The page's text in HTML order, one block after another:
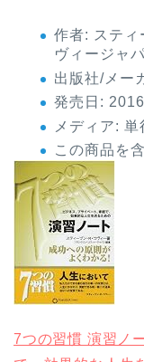
作者: スティ
ヴィージャ
出版社/メー
発売日:
メディア: 単
この商品を
7つの習慣 演習ノ